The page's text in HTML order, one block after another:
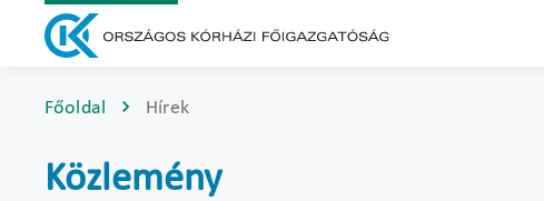
Főoldal Hírek
Közlemény